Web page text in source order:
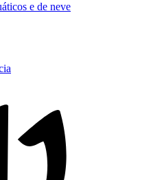
e de neve